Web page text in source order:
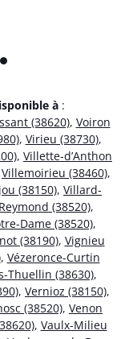
à :
(38620), Voiron
, Virieu (38730),
, Villette-d’Anthon
Villemoirieu (38460),
(38150), Villard-
(38520),
Dame (38520),
(38190), Vignieu
, Vézeronce-Curtin
Thuellin (38630),
, Vernioz (38150),
(38520), Venon
, Vaulx-Milieu